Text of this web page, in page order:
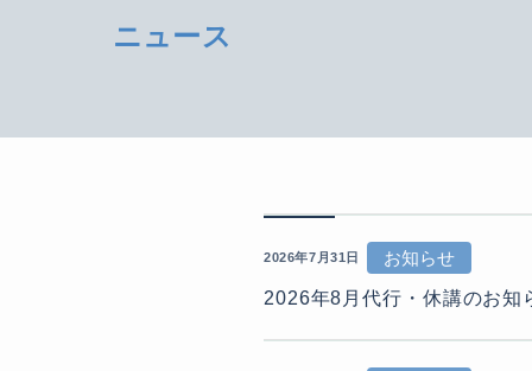
ニュース
2026年7月31日
お知らせ
2026年8月代行・休講のお知